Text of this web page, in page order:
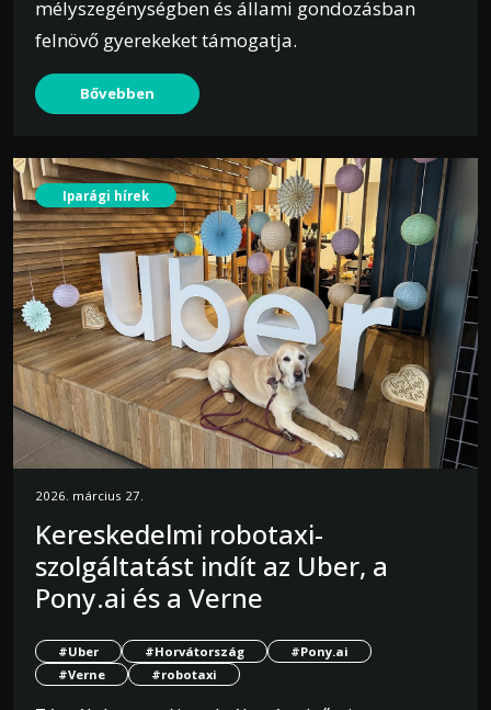
mélyszegénységben és állami gondozásban
felnövő gyerekeket támogatja.
Bővebben
Iparági hírek
2026. március 27.
Kereskedelmi robotaxi-
szolgáltatást indít az Uber, a
Pony.ai és a Verne
#Uber #Horvátország
#Pony.ai
#Verne
#robotaxi